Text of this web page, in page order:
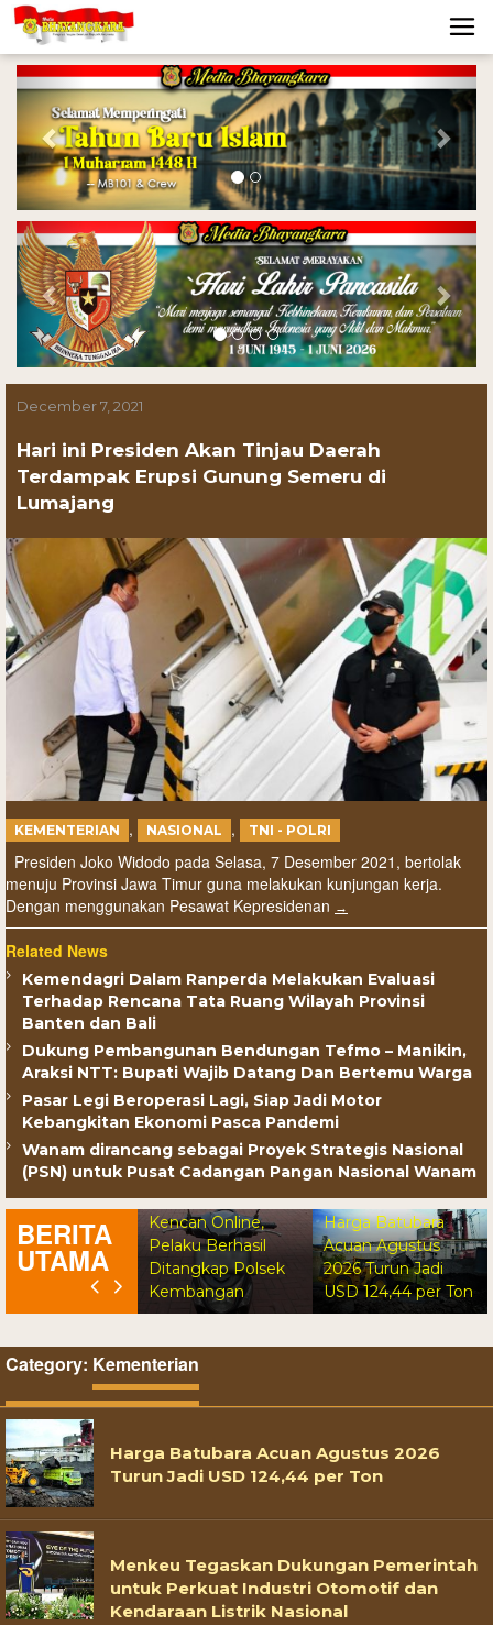
Previous Next
Previous Next
December 7, 2021
Hari ini Presiden Akan Tinjau Daerah
Terdampak Erupsi Gunung Semeru di
Lumajang
KEMENTERIAN , NASIONAL , TNI - POLRI
Presiden Joko Widodo pada Selasa, 7 Desember 2021, bertolak
menuju Provinsi Jawa Timur guna melakukan kunjungan kerja.
Dengan menggunakan Pesawat Kepresidenan
Related News
Kemendagri Dalam Ranperda Melakukan Evaluasi
Terhadap Rencana Tata Ruang Wilayah Provinsi
Banten dan Bali
Dukung Pembangunan Bendungan Tefmo – Manikin,
Araksi NTT: Bupati Wajib Datang Dan Bertemu Warga
Pasar Legi Beroperasi Lagi, Siap Jadi Motor
Kebangkitan Ekonomi Pasca Pandemi
Wanam dirancang sebagai Proyek Strategis Nasional
(PSN) untuk Pusat Cadangan Pangan Nasional Wanam
BERITA
UTAMA
Tambora
6 Motor
Curanmor
Pemilik
Motor Pelajar SMK
Digelapkan Usai
Kenalan di Aplikasi
Kencan Online,
Pelaku Berhasil
Ditangkap Polsek
Kembangan
Harga Batubara
Acuan Agustus
2026 Turun Jadi
USD 124,44 per Ton
Category: Kementerian
Harga Batubara Acuan Agustus 2026
Turun Jadi USD 124,44 per Ton
Menkeu Tegaskan Dukungan Pemerintah
untuk Perkuat Industri Otomotif dan
Kendaraan Listrik Nasional